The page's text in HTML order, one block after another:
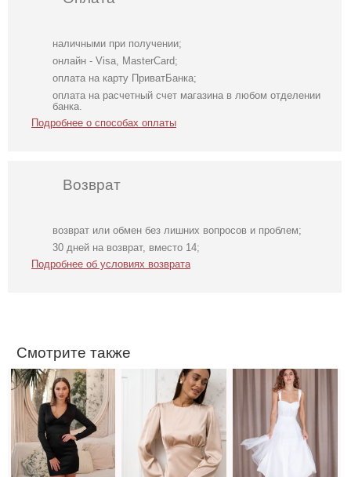
наличными при получении;
онлайн - Visa, MasterCard;
оплата на карту ПриватБанка;
оплата на расчетный счет магазина в любом отделении
банка.
Подробнее о способах оплаты
Возврат
возврат или обмен без лишних вопросов и проблем;
30 дней на возврат, вместо 14;
Подробнее об условиях возврата
Смотрите также
Маленькое
черное платье на
любой повод
Елегантное
бежевое платье
миди длины с